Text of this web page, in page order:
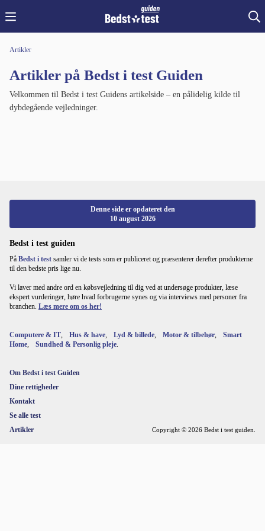
Artikler
Artikler på Bedst i test Guiden
Velkommen til Bedst i test Guidens artikelside – en pålidelig kilde til
dybdegående vejledninger.
Bedst i test guiden
På Bedst i test samler vi de tests som er publiceret og præsenterer derefter produkterne
til den bedste pris lige nu.
Vi laver med andre ord en købsvejledning til dig ved at undersøge produkter, læse
ekspert vurderinger, høre hvad forbrugerne synes og via interviews med personer fra
branchen. Læs mere om os her!
Computere & IT, Hus & have, Lyd & billede, Motor & tilbehør,
Smart
Home, Sundhed & Personlig pleje.
Denne side er opdateret den
10 august 2026
Om Bedst i test Guiden
Dine rettigheder
Kontakt
Se alle test
Artikler
Copyright © 2026 Bedst i test guiden.